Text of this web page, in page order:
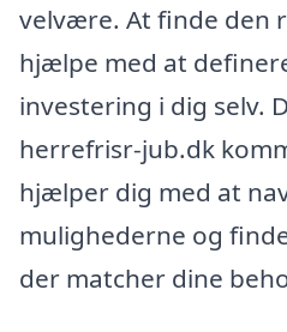
velvære. At finde den
hjælpe med at
investering i dig selv.
herrefrisr-jub.dk
hjælper dig med at
mulighederne og
der matcher dine